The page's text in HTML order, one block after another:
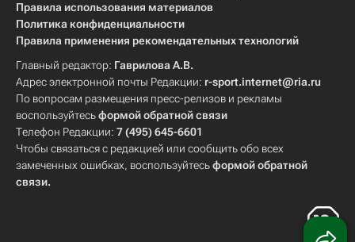
Правила использования материалов
Политика конфиденциальности
Правила применения рекомендательных технологий
Главный редактор: Гаврилова А.В.
Адрес электронной почты Редакции: r-sport.internet@ria.ru
По вопросам размещения пресс-релизов и рекламы
воспользуйтесьформой обратной связи
Телефон Редакции: 7 (495) 645-6601
Чтобы связаться с редакцией или сообщить обо всех
замеченных ошибках, воспользуйтесьформой обратной
связи.